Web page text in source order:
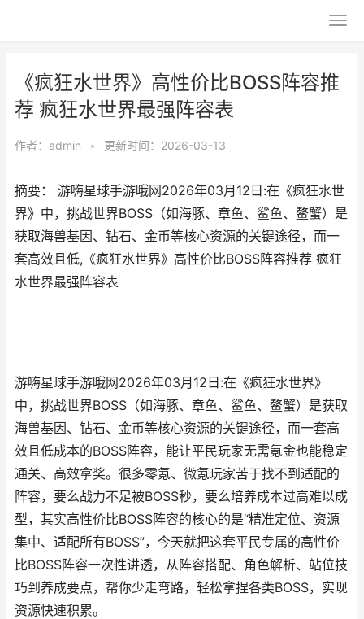
《疯狂水世界》高性价比BOSS阵容推
荐 疯狂水世界最强阵容表
作者： admin • 更新时间：2026-03-13
摘要： 游嗨星球手游哦网2026年03月12日:在《疯狂水世
界》中，挑战世界BOSS（如海豚、章鱼、鲨鱼、鳌蟹）是
获取海兽基因、钻石、金币等核心资源的关键途径，而一
套高效且低,《疯狂水世界》高性价比BOSS阵容推荐 疯狂
水世界最强阵容表
游嗨星球手游哦网2026年03月12日:在《疯狂水世界》
中，挑战世界BOSS（如海豚、章鱼、鲨鱼、鳌蟹）是获取
海兽基因、钻石、金币等核心资源的关键途径，而一套高
效且低成本的BOSS阵容，能让平民玩家无需氪金也能稳定
通关、高效拿奖。很多零氪、微氪玩家苦于找不到适配的
阵容，要么战力不足被BOSS秒，要么培养成本过高难以成
型，其实高性价比BOSS阵容的核心的是“精准定位、资源
集中、适配所有BOSS”，今天就把这套平民专属的高性价
比BOSS阵容一次性讲透，从阵容搭配、角色解析、站位技
巧到养成要点，帮你少走弯路，轻松拿捏各类BOSS，实现
资源快速积累。